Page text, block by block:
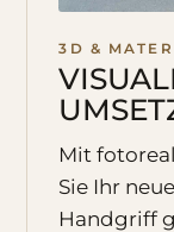
3D &
Mit
Sie Ihr
Handgriff